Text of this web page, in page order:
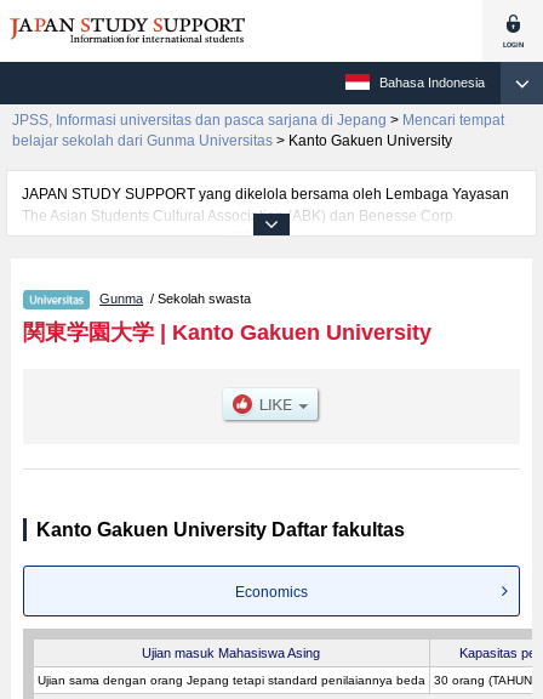
Bahasa Indonesia
JPSS, Informasi universitas dan pasca sarjana di Jepang > Mencari tempat
belajar sekolah dari Gunma Universitas > Kanto Gakuen University
JAPAN STUDY SUPPORT yang dikelola bersama oleh Lembaga Yayasan
The Asian Students Cultural Association (ABK) dan Benesse Corp.
menyediakan informasi sekitar 1300 universitas, pascasarjana, universitas
informasi per fakultas seperti Fakultas Economics, serta berbagai informasi
yang berguna bagi mahasiswa(i) mancanegara seperti kuota untuk jumlah
pendaftar dan jumlah kelulusan ujian masuk mahasiswa(i) mancanegara,
lainnya. Silakan memanfaatkannya.
Gunma / Sekolah swasta
関東学園大学| Kanto Gakuen University
Kanto Gakuen University Daftar fakultas
Economics
Ujian masuk Mahasiswa Asing Kapasitas
Ujian sama dengan orang Jepang tetapi standard penilaiannya beda 30 orang (TAHUN